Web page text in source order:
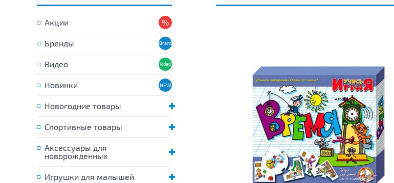
Акции
Бренды
Видео
Новинки
Новогодние товары
Спортивные товары
Аксессуары для
новорожденных
Игрушки для малышей